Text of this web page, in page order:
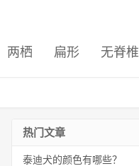
两栖 扁形 无脊椎
热门文章
泰迪犬的颜色有哪些？